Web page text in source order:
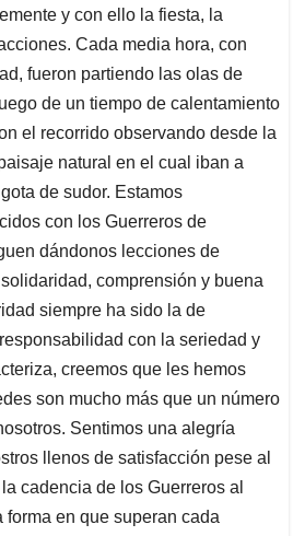
y con ello la fiesta, la
Cada media hora, con
fueron partiendo las olas de
de un tiempo de calentamiento
el recorrido observando desde la
natural en el cual iban a
de sudor. Estamos
con los Guerreros de
dándonos lecciones de
comprensión y buena
siempre ha sido la de
con la seriedad y
creemos que les hemos
son mucho más que un número
Sentimos una alegría
llenos de satisfacción pese al
cadencia de los Guerreros al
forma en que superan cada